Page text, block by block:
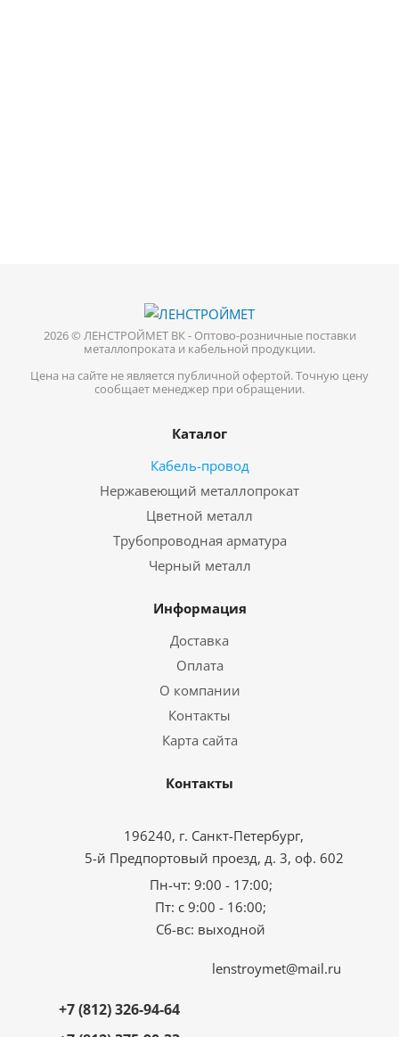
2026 © ЛЕНСТРОЙМЕТ ВК - Оптово-розничные поставки
металлопроката и кабельной продукции.
Цена на сайте не является публичной офертой. Точную цену
сообщает менеджер при обращении.
Каталог
Кабель-провод
Нержавеющий металлопрокат
Цветной металл
Трубопроводная арматура
Черный металл
Информация
Доставка
Оплата
О компании
Контакты
Карта сайта
Контакты
196240, г. Санкт-Петербург,
5-й Предпортовый проезд, д. 3, оф. 602
Пн-чт: 9:00 - 17:00;
Пт: с 9:00 - 16:00;
Сб-вс: выходной
+7 (812) 326-94-64
lenstroymet@mail.ru